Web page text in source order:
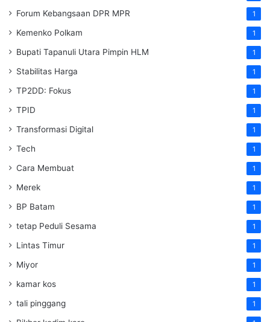
Forum Kebangsaan DPR MPR 1
Kemenko Polkam 1
‎Bupati Tapanuli Utara Pimpin HLM 1
Stabilitas Harga 1
TP2DD: Fokus 1
TPID 1
Transformasi Digital 1
Tech 1
Cara Membuat 1
Merek 1
BP Batam 1
tetap Peduli Sesama 1
Lintas Timur 1
Miyor 1
kamar kos 1
tali pinggang 1